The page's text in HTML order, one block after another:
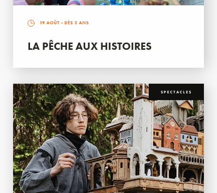
19 AOÛT - DÈS 3 ANS
LA PÊCHE AUX HISTOIRES
SPECTACLES